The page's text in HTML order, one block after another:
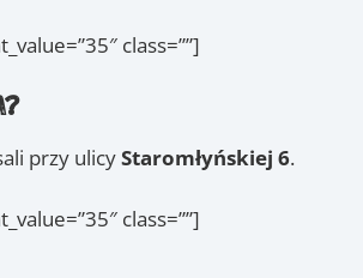
class=””]
przy ulicyStaromłyńskiej 6.
class=””]